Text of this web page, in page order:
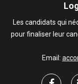
Les candidats qui
pour finaliser leur
Email: